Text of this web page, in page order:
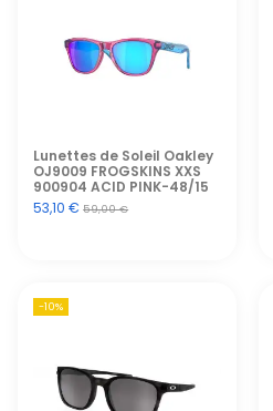
Lunettes de Soleil Oakley
OJ9009 FROGSKINS XXS
900904 ACID PINK-48/15
53,10 €59,00 €
-10%